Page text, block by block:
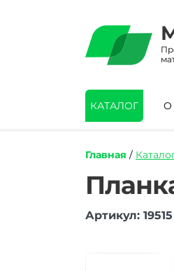
КАТАЛОГ О
Главная /
https://
finishnaya-
svetlyj-
Артикул: 19515